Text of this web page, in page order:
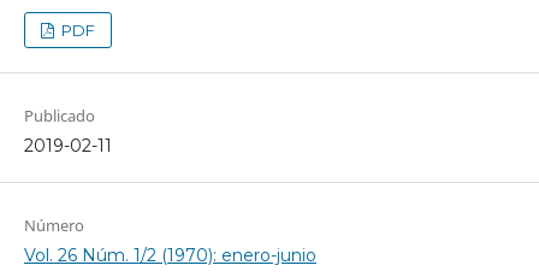
PDF
Publicado
2019-02-11
Número
Vol. 26 Núm. 1/2 (1970): enero-junio